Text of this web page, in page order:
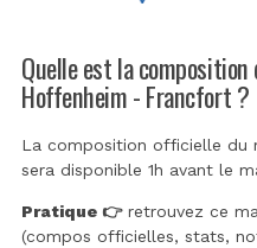
Quelle est la
Hoffenheim - Francfort ?
La composition officielle du
sera disponible 1h avant le
Pratique 👉retrouvez ce
(compos officielles, stats,